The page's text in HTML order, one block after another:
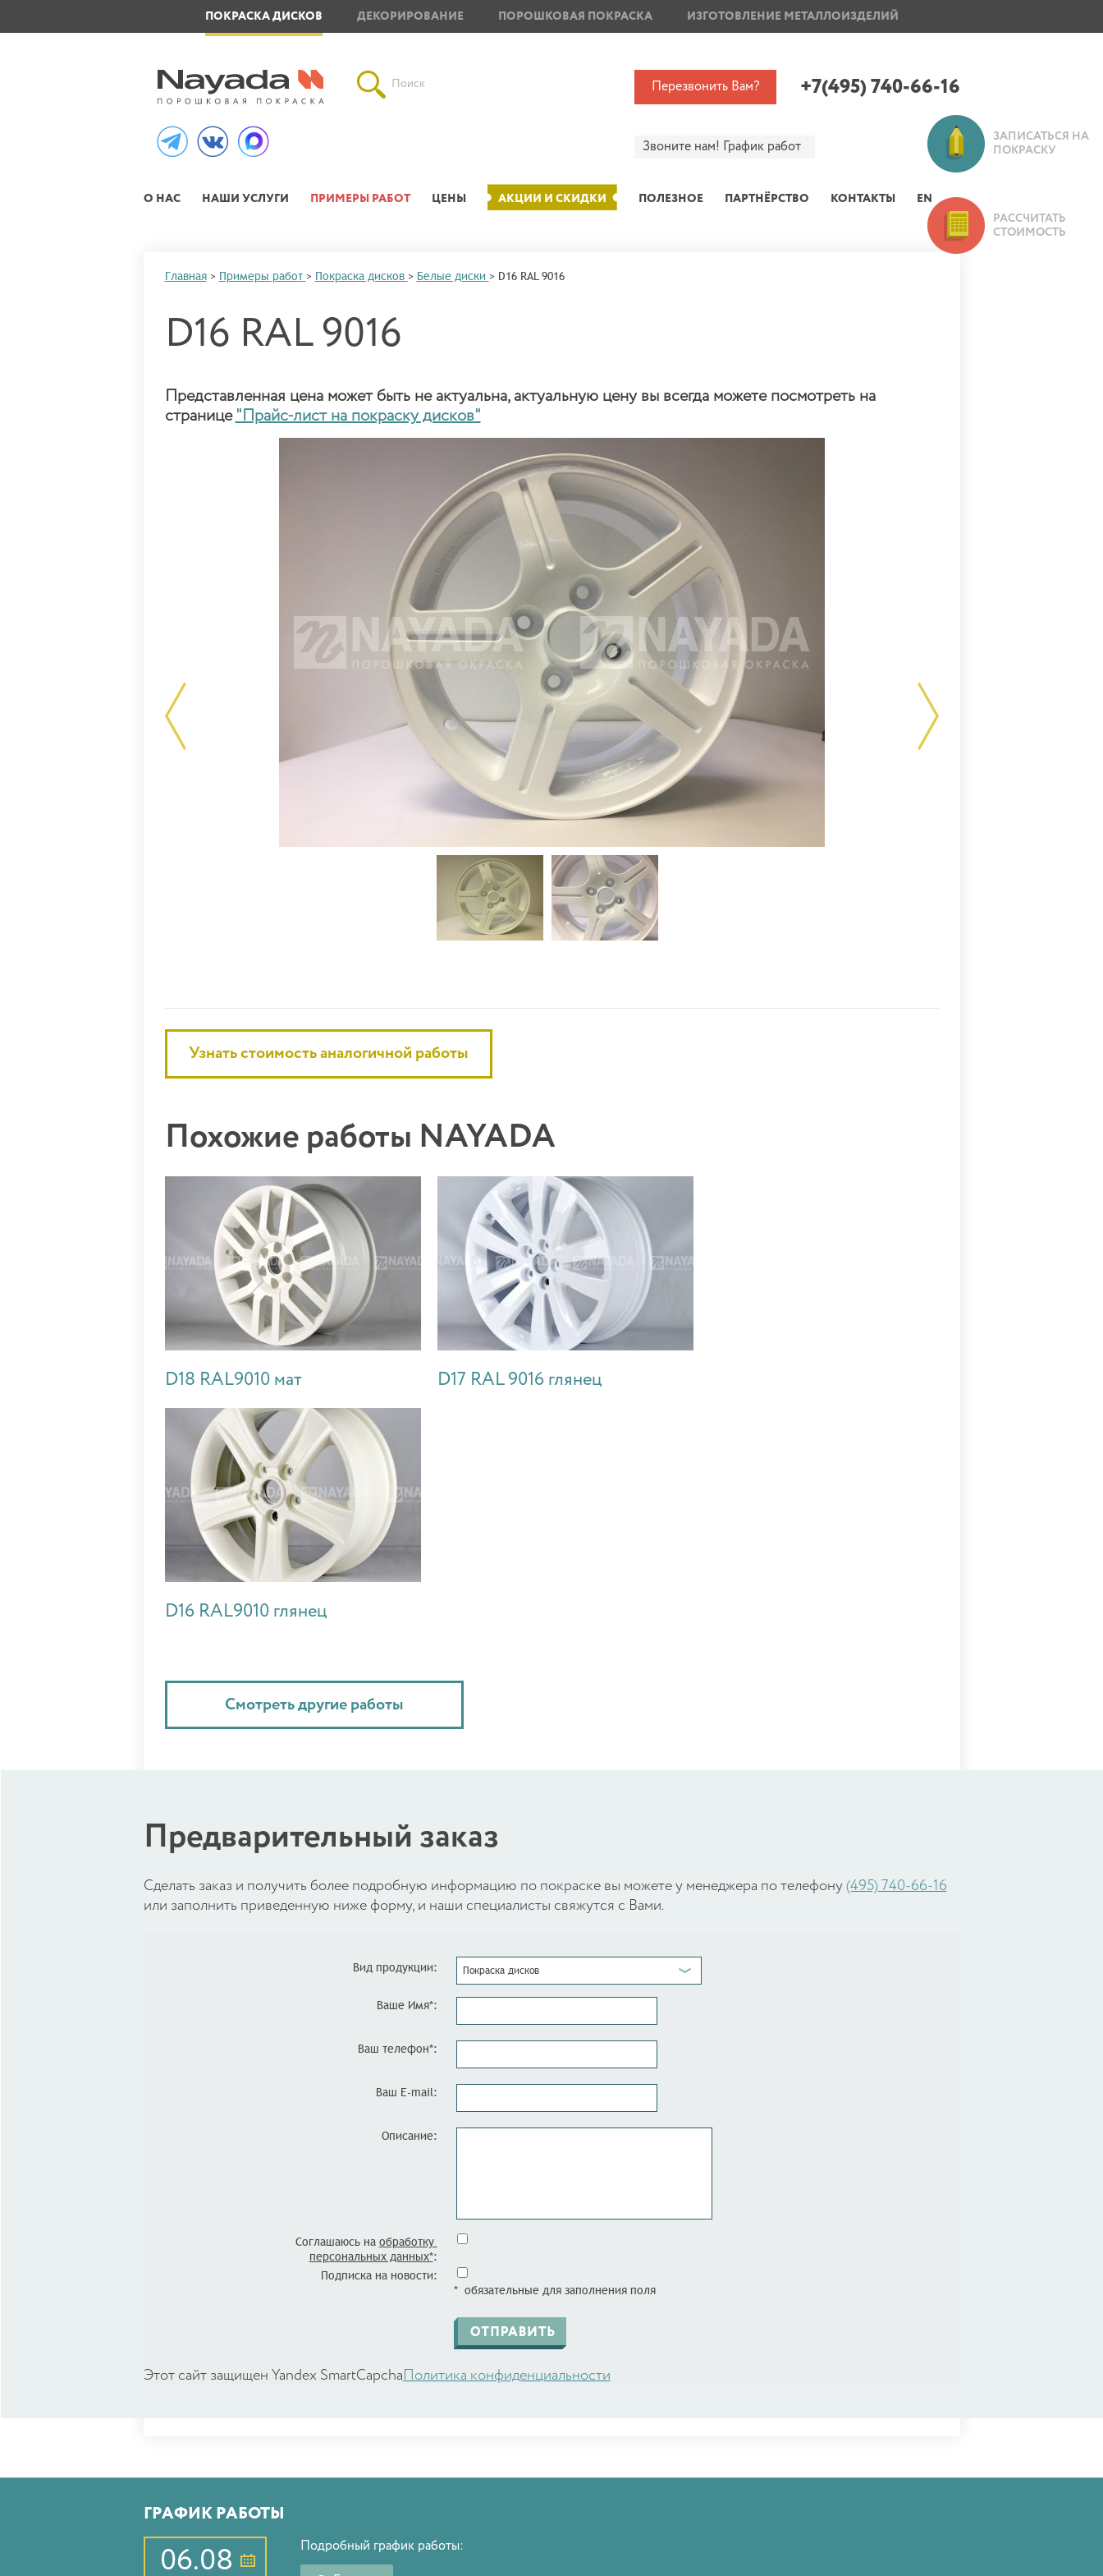
ПОКРАСКА ДИСКОВ ДЕКОРИРОВАНИЕ ПОРОШКОВАЯ ПОКРАСКА ИЗГОТОВЛЕНИЕ МЕТАЛЛОИЗДЕЛИЙ
Поиск Перезвонить Вам? +7(495) 740-66-16
Звоните нам! График работ
О НАС НАШИ УСЛУГИ ПРИМЕРЫ РАБОТ ЦЕНЫ АКЦИИ И СКИДКИ ПОЛЕЗНОЕ ПАРТНЁРСТВО КОНТАКТЫ EN
Главная > Примеры работ > Покраска дисков > Белые диски > D16 RAL 9016
D16 RAL 9016
Представленная цена может быть не актуальна, актуальную цену вы всегда можете посмотреть на
странице "Прайс-лист на покраску дисков"
Узнать стоимость аналогичной работы
Похожие работы NAYADA
D18 RAL9010 мат D17 RAL 9016 глянец
D16 RAL9010 глянец
Смотреть другие работы
Предварительный заказ
Cделать заказ и получить более подробную информацию по покраске вы можете у менеджера по телефону (495) 740-66-16
или заполнить приведенную ниже форму, и наши специалисты свяжутся с Вами.
Вид продукции: Покраска дисков
Ваше Имя*:
Ваш телефон*:
Ваш E-mail:
Описание:
Соглашаюсь на обработку
персональных данных*:
Подписка на новости:
* обязательные для заполнения поля
Этот сайт защищен Yandex SmartCapcha Политика конфиденциальности
ЗАПИСАТЬСЯ НА
ПОКРАСКУ
РАССЧИТАТЬ
СТОИМОСТЬ
ГРАФИК РАБОТЫ
06.08 Подробный график работы: